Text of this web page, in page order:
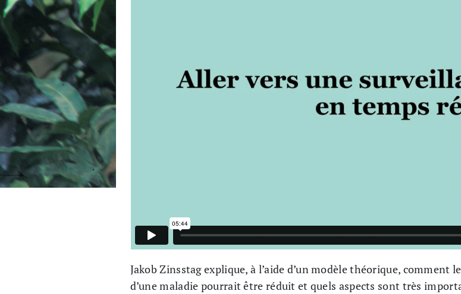
Jakob Zinsstag explique, à l’aide d’un modèle théorique, comment
d’une maladie pourrait être réduit et quels aspects sont très